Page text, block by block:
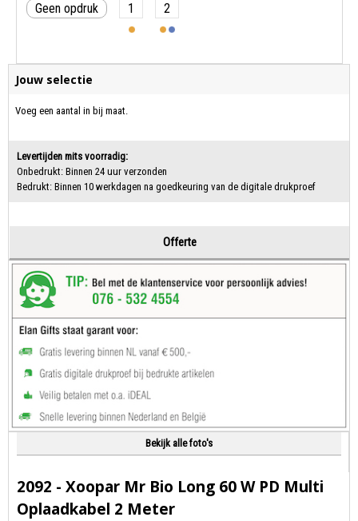
Geen opdruk 1 2
Jouw selectie
Voeg een aantal in bij maat.
Levertijden mits voorradig:
Onbedrukt: Binnen 24 uur verzonden
Bedrukt: Binnen 10 werkdagen na goedkeuring van de digitale drukproef
Offerte
Bekijk alle foto's
2092 - Xoopar Mr Bio Long 60 W PD Multi
Oplaadkabel 2 Meter